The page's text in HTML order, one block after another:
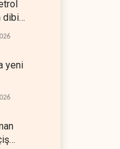
yeni